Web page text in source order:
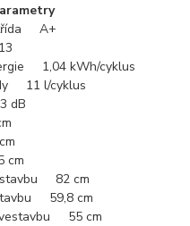
třída A+
1,04 kWh/cyklus
11 l/cyklus
dB
cm
82 cm
59,8 cm
55 cm